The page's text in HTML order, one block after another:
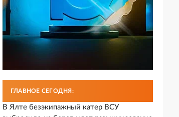
ГЛАВНОЕ СЕГОДНЯ:
В Ялте безэкипажный катер ВСУ